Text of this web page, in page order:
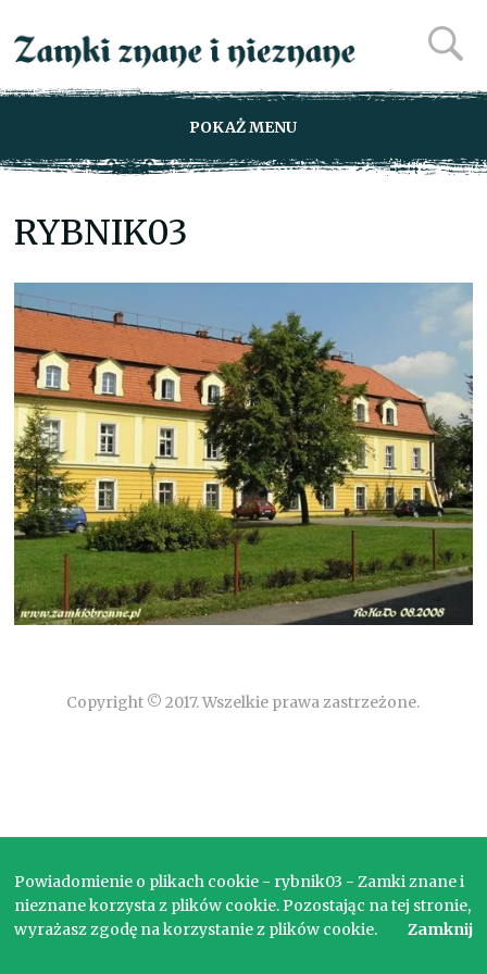
POKAŻ MENU
RYBNIK03
Copyright © 2017. Wszelkie prawa zastrzeżone.
Powiadomienie o plikach cookie - rybnik03 - Zamki znane i
nieznane korzysta z plików cookie. Pozostając na tej stronie,
wyrażasz zgodę na korzystanie z plików cookie.
Zamknij